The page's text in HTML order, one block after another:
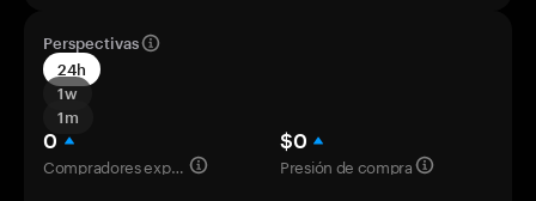
Perspectivas
24h
1w
1m
0
Compradores experimentados
$0
Presión de compra